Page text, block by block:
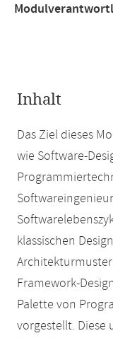
Inhalt
Das Ziel dieses
wie Software-
klassischen
Framework-
Palette von
vorgestellt. Diese